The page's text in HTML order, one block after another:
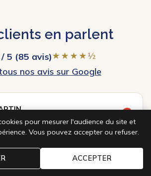
en parlent
5 (85 avis)★★★★½
nos avis sur Google
propre, timing respecté. Bravo, si
pouvaient être comme eux.
pour mesurer l'audience du site et
Vous pouvez accepter ou refuser.
ACCEPTER